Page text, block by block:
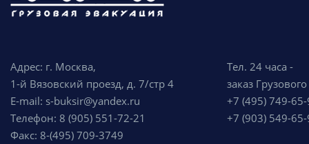
Адрес: г. Москва,
1-й Вязовский проезд, д. 7/стр 4
E-mail: s-buksir@yandex.ru
Телефон: 8 (905) 551-72-21
Факс: 8-(495) 709-3749
Тел. 24 часа -
заказ
+7 (495) 749-
+7 (903) 549-